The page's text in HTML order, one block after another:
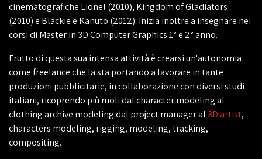
cinematografiche Lionel (2010), Kingdom of Gladiators
(2010) e Blackie e Kanuto (2012). Inizia inoltre a insegnare nei
corsi di Master in 3D Computer Graphics 1° e 2° anno.
Frutto di questa sua intensa attività è crearsi un'autonomia
come freelance che la sta portando a lavorare in tante
produzioni pubblicitarie, in collaborazione con diversi studi
italiani, ricoprendo più ruoli dal character modeling al
clothing archive modeling dal project manager al 3D artist,
characters modeling, rigging, modeling, tracking,
compositing.